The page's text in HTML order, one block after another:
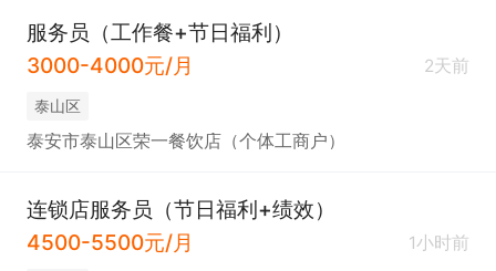
服务员（工作餐+节日福利）
3000-4000元/月
2天前
泰山区
泰安市泰山区荣一餐饮店（个体工商户）
连锁店服务员（节日福利+绩效）
4500-5500元/月
1小时前